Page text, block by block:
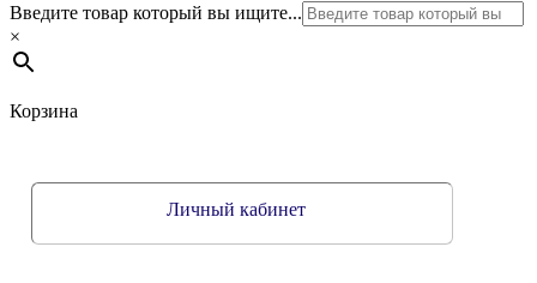
Введите товар который вы ищите...
×
Корзина
Личный кабинет